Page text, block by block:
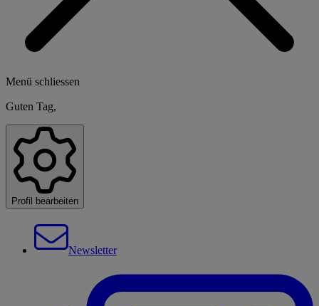
Menü schliessen
Guten Tag,
Profil bearbeiten
Newsletter